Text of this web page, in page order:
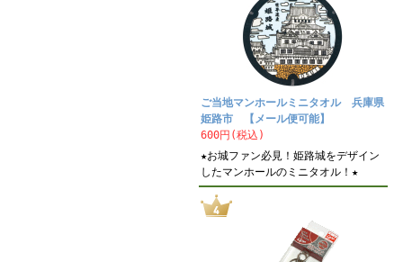
ご当地マンホールミニタオル 兵庫県
姫路市 【メール便可能】
600円(税込)
★お城ファン必見！姫路城をデザイン
したマンホールのミニタオル！★